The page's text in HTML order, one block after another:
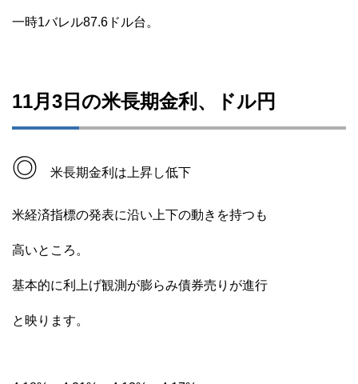
一時1バレル87.6ドル台。
11月3日の米長期金利、ドル円
◎ 米長期金利は上昇し低下
米経済指標の発表に沿い上下の動きを持つも
高いところ。
基本的に利上げ観測が膨らみ債券売りが進行
と映ります。